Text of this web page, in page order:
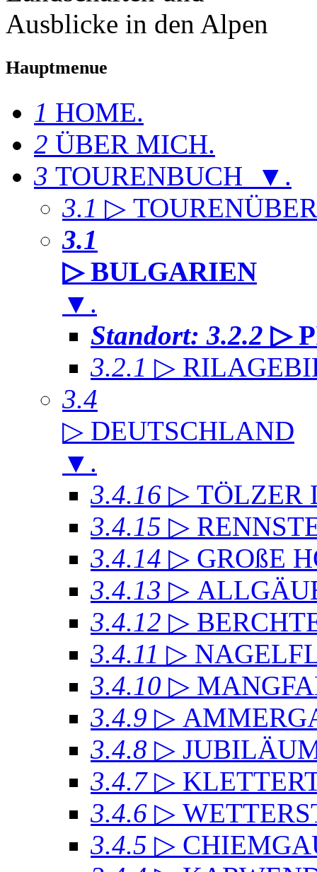
Hauptmenue
1 HOME.
2 ÜBER MICH.
3 TOURENBUCH ▼ .
3.1 ▷
3.1
▷ BULGARIEN
▼ .
Standort: 3.2.2 ▷
3.2.1 ▷
3.4
▷ DEUTSCHLAND
▼ .
3.4.16 ▷ TÖLZER
3.4.15 ▷
3.4.14 ▷ GROßE
3.4.13 ▷
3.4.12 ▷
3.4.11 ▷
3.4.10 ▷
3.4.9 ▷
3.4.8 ▷
3.4.7 ▷
3.4.6 ▷
3.4.5 ▷